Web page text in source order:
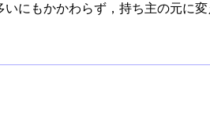
にもかかわらず，持ち主の元に変